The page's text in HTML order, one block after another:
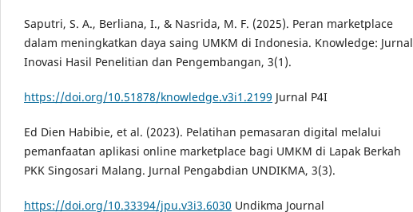
Saputri, S. A., Berliana, I., & Nasrida, M. F. (2025). Peran marketplace
dalam meningkatkan daya saing UMKM di Indonesia. Knowledge: Jurnal
Inovasi Hasil Penelitian dan Pengembangan, 3(1).
https://doi.org/10.51878/knowledge.v3i1.2199 Jurnal P4I
Ed Dien Habibie, et al. (2023). Pelatihan pemasaran digital melalui
pemanfaatan aplikasi online marketplace bagi UMKM di Lapak Berkah
PKK Singosari Malang. Jurnal Pengabdian UNDIKMA, 3(3).
https://doi.org/10.33394/jpu.v3i3.6030 Undikma Journal